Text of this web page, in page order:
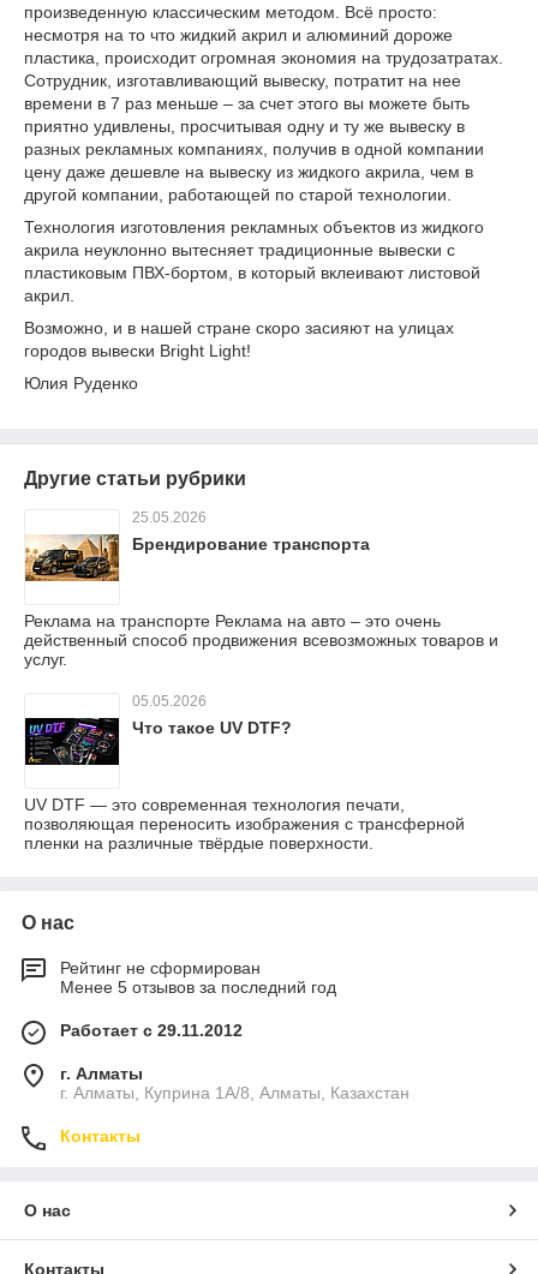
произведенную классическим методом. Всё просто:
несмотря на то что жидкий акрил и алюминий дороже
пластика, происходит огромная экономия на трудозатратах.
Сотрудник, изготавливающий вывеску, потратит на нее
времени в 7 раз меньше – за счет этого вы можете быть
приятно удивлены, просчитывая одну и ту же вывеску в
разных рекламных компаниях, получив в одной компании
цену даже дешевле на вывеску из жидкого акрила, чем в
другой компании, работающей по старой технологии.
Технология изготовления рекламных объектов из жидкого
акрила неуклонно вытесняет традиционные вывески с
пластиковым ПВХ-бортом, в который вклеивают листовой
акрил.
Возможно, и в нашей стране скоро засияют на улицах
городов вывески Bright Light!
Юлия Руденко
Другие статьи рубрики
25.05.2026
Брендирование транспорта
Реклама на транспорте Реклама на авто – это очень
действенный способ продвижения всевозможных товаров и
услуг.
05.05.2026
Что такое UV DTF?
UV DTF — это современная технология печати,
позволяющая переносить изображения с трансферной
пленки на различные твёрдые поверхности.
О нас
Рейтинг не сформирован
Менее 5 отзывов за последний год
Работает с 29.11.2012
г. Алматы
г. Алматы, Куприна 1А/8, Алматы, Казахстан
Контакты
О нас
Контакты